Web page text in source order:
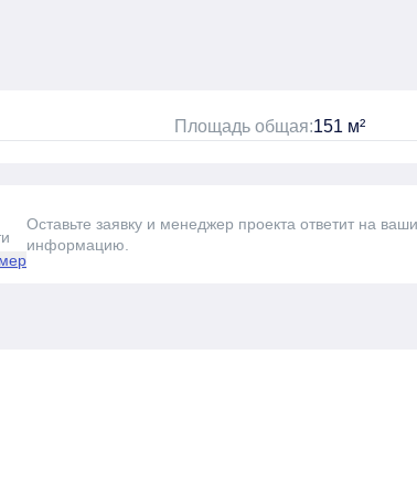
Площадь общая:151 м²
Оставьте заявку и менеджер проекта ответит на
информацию.